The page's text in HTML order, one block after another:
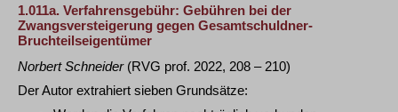
1.011a. Verfahrensgebühr: Gebühren bei der
Zwangsversteigerung gegen Gesamtschuldner-
Bruchteilseigentümer
Norbert Schneider(RVG prof. 2022, 208 – 210)
Der Autor extrahiert sieben Grundsätze: